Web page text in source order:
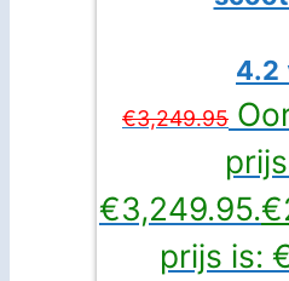
4.2
€3,249.95
€3,249.95.€
prijs is: